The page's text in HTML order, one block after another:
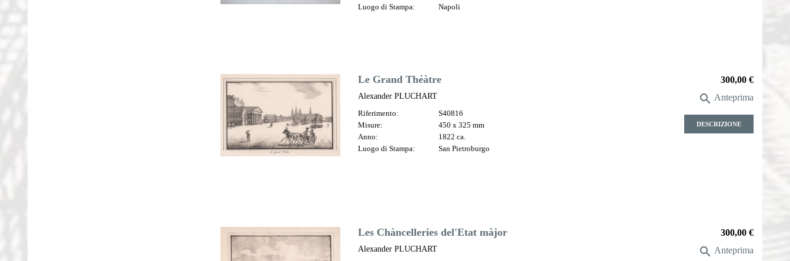
Luogo di Stampa:
Napoli
Le Grand Théàtre
Alexander PLUCHART
Riferimento:
S40816
Misure:
450 x 325 mm
Anno:
1822 ca.
Luogo di Stampa:
San Pietroburgo
Prezzo
300,00 €
 Anteprima
DESCRIZIONE
Les Chàncelleries del'Etat màjor
Alexander PLUCHART
Prezzo
300,00 €
 Anteprima